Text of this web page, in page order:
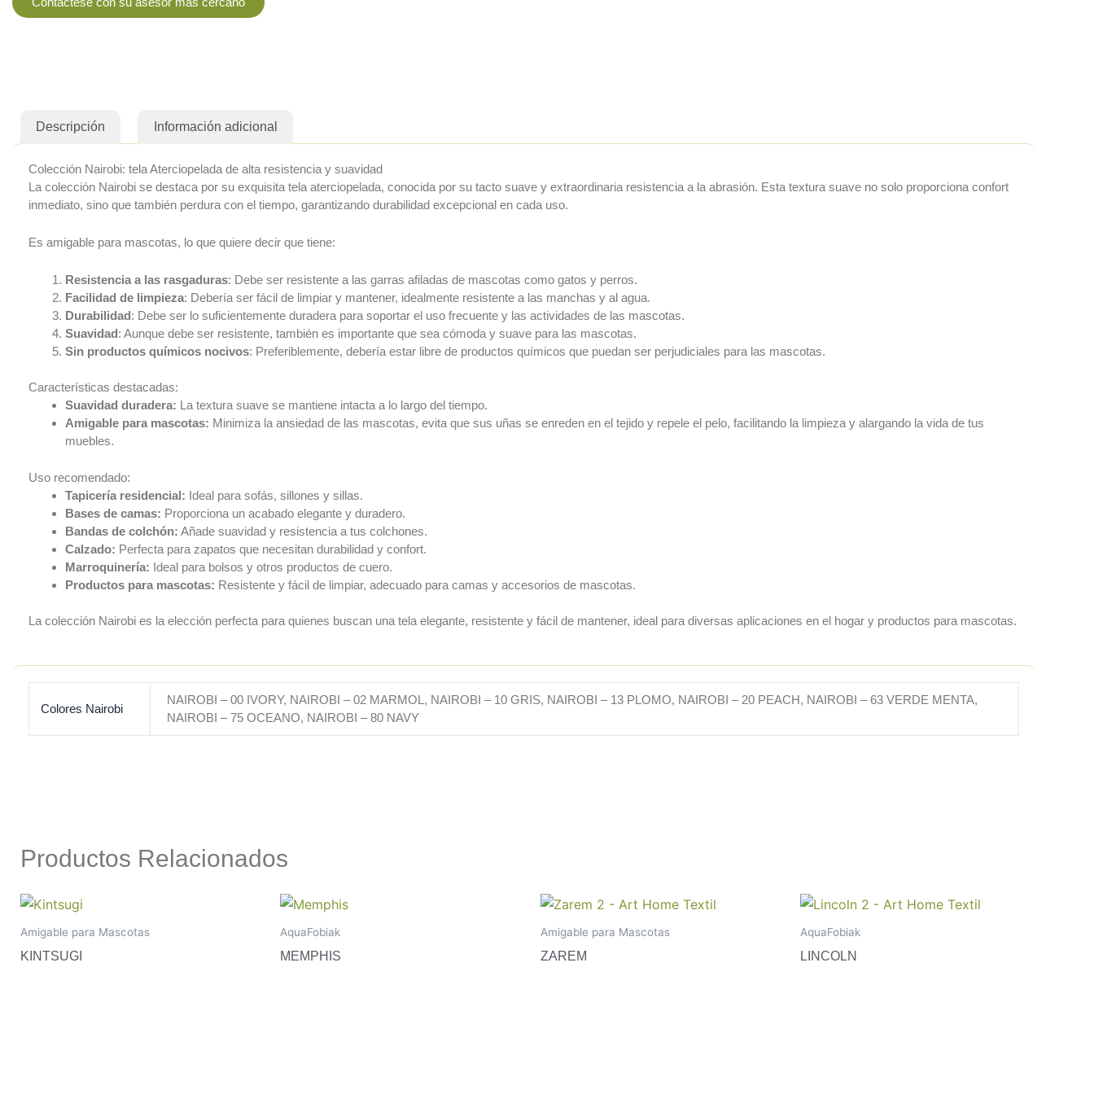
Descripción Información adicional
Colección Nairobi: tela Aterciopelada de alta resistencia y suavidad
La colección Nairobi se destaca por su exquisita tela aterciopelada, conocida por su tacto suave y extraordinaria resistencia a la abrasión. Esta textura suave no solo proporciona confort
inmediato, sino que también perdura con el tiempo, garantizando durabilidad excepcional en cada uso.
Es amigable para mascotas, lo que quiere decir que tiene:
Resistencia a las rasgaduras: Debe ser resistente a las garras afiladas de mascotas como gatos y perros.
Facilidad de limpieza: Debería ser fácil de limpiar y mantener, idealmente resistente a las manchas y al agua.
Durabilidad: Debe ser lo suficientemente duradera para soportar el uso frecuente y las actividades de las mascotas.
Suavidad: Aunque debe ser resistente, también es importante que sea cómoda y suave para las mascotas.
Sin productos químicos nocivos: Preferiblemente, debería estar libre de productos químicos que puedan ser perjudiciales para las mascotas.
Características destacadas:
Suavidad duradera: La textura suave se mantiene intacta a lo largo del tiempo.
Amigable para mascotas: Minimiza la ansiedad de las mascotas, evita que sus uñas se enreden en el tejido y repele el pelo, facilitando la limpieza y alargando la vida de tus
muebles.
Uso recomendado:
Tapicería residencial: Ideal para sofás, sillones y sillas.
Bases de camas: Proporciona un acabado elegante y duradero.
Bandas de colchón: Añade suavidad y resistencia a tus colchones.
Calzado: Perfecta para zapatos que necesitan durabilidad y confort.
Marroquinería: Ideal para bolsos y otros productos de cuero.
Productos para mascotas: Resistente y fácil de limpiar, adecuado para camas y accesorios de mascotas.
La colección Nairobi es la elección perfecta para quienes buscan una tela elegante, resistente y fácil de mantener, ideal para diversas aplicaciones en el hogar y productos para mascotas.
Colores Nairobi
NAIROBI – 00 IVORY, NAIROBI – 02 MARMOL, NAIROBI – 10 GRIS, NAIROBI – 13 PLOMO, NAIROBI – 20 PEACH, NAIROBI – 63 VERDE MENTA,
NAIROBI – 75 OCEANO, NAIROBI – 80 NAVY
Productos Relacionados
Amigable para Mascotas
KINTSUGI
AquaFobiak
MEMPHIS
Amigable para Mascotas
ZAREM
AquaFobiak
LINCOLN